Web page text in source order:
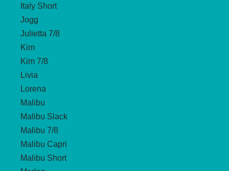
Italy Short
Jogg
Julietta 7/8
Kim
Kim 7/8
Livia
Lorena
Malibu
Malibu Slack
Malibu 7/8
Malibu Capri
Malibu Short